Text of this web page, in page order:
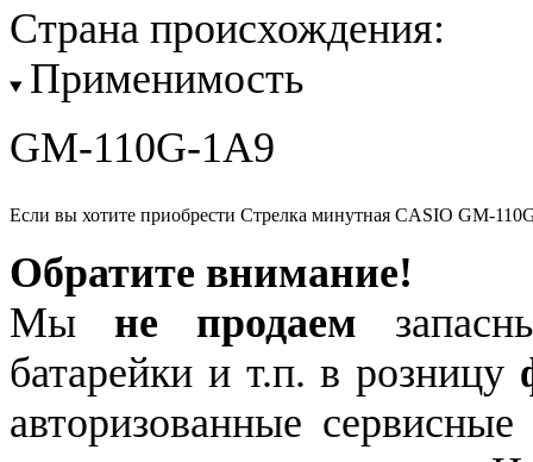
Страна происхождения:
Применимость
GM-110G-1A9
Если вы хотите приобрести Стрелка минутная CASIO GM-
Обратите внимание!
Мы не продаем
батарейки и т.п. в розницу
авторизованные